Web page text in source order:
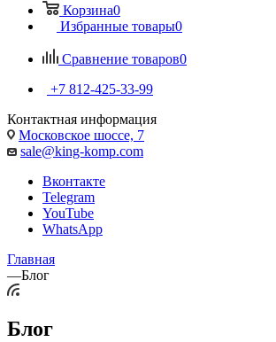
Корзина0
Избранные товары0
Сравнение товаров0
+7 812-425-33-99
Контактная информация
Московское шоссе, 7
sale@king-komp.com
Вконтакте
Telegram
YouTube
WhatsApp
Главная
—Блог
Блог